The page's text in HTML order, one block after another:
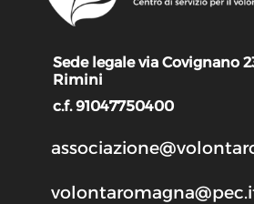
Sede legale via Covignano
Rimini
c.f. 91047750400